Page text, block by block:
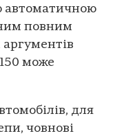
автоматичною
повним
може
для
човнові